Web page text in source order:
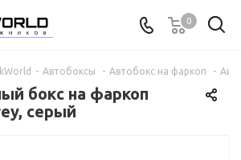
0
- Автобоксы - Автобокс на фаркоп -
бокс на фаркоп
серый